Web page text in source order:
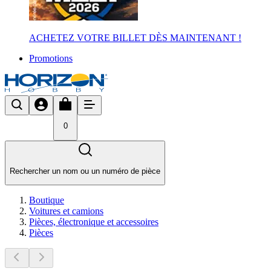
ACHETEZ VOTRE BILLET DÈS MAINTENANT !
Promotions
0
Rechercher un nom ou un numéro de pièce
Boutique
Voitures et camions
Pièces, électronique et accessoires
Pièces